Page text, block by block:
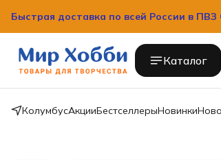
Быстрая доставка по всей России в
Каталог
КолумбусАкцииБестселлерыНовинки